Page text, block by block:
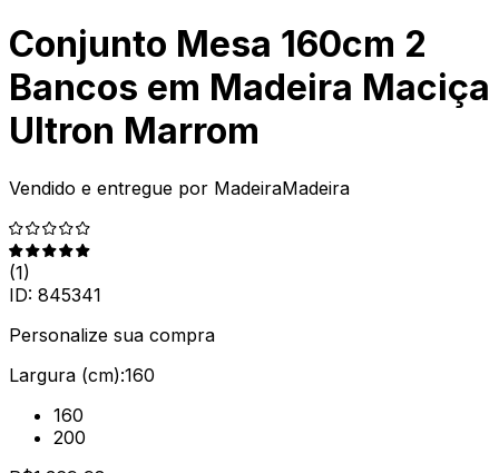
Conjunto Mesa 160cm 2
Bancos em Madeira Maciça
Ultron Marrom
Vendido e entregue por MadeiraMadeira
(1)
ID: 845341
Personalize sua compra
Largura (cm):160
160
200